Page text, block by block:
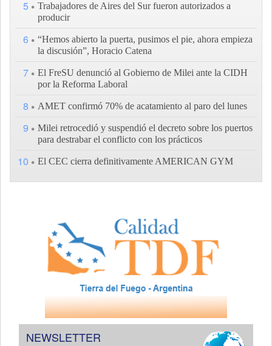
5
Trabajadores de Aires del Sur fueron autorizados a
producir
6
“Hemos abierto la puerta, pusimos el pie, ahora empieza
la discusión”, Horacio Catena
7
El FreSU denunció al Gobierno de Milei ante la CIDH
por la Reforma Laboral
8 AMET confirmó 70% de acatamiento al paro del lunes
9
Milei retrocedió y suspendió el decreto sobre los puertos
para destrabar el conflicto con los prácticos
10 El CEC cierra definitivamente AMERICAN GYM
NEWSLETTER